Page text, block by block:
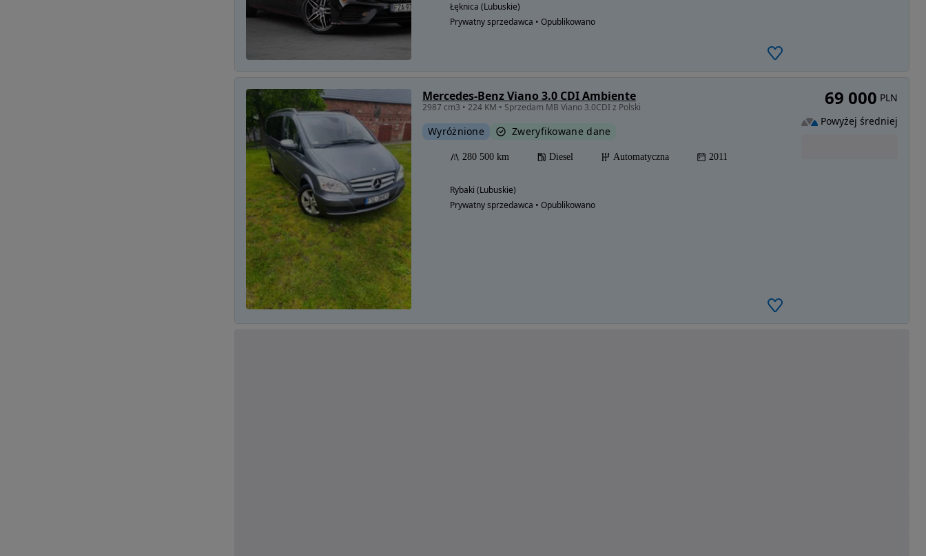
Łęknica (Lubuskie)
Prywatny sprzedawca • Opublikowano
Mercedes-Benz Viano 3.0 CDI Ambiente
2987 cm3 • 224 KM • Sprzedam MB Viano 3.0CDI z Polski
Wyróżnione Zweryfikowane dane
280 500 km Diesel Automatyczna 2011
Rybaki (Lubuskie)
Prywatny sprzedawca • Opublikowano
69 000 PLN
Powyżej średniej